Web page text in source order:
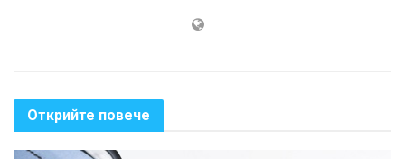
Открийте повече